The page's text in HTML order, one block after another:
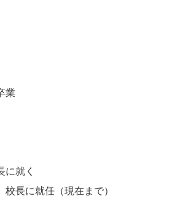
業
就く
長に就任（現在まで）